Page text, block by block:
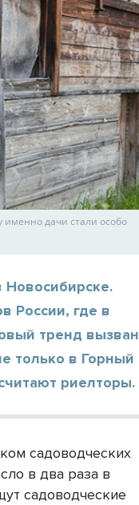
именно дачи стали особо
Новосибирске.
России, где в
тренд вызван
только в Горный
риелторы.
садоводческих
в два раза в
садоводческие